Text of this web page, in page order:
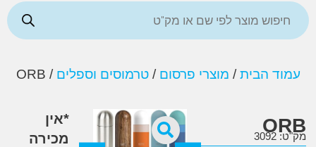
הבית/מוצרי פרסום /טרמוסים וספלים/ ORB
*אין
מכירה